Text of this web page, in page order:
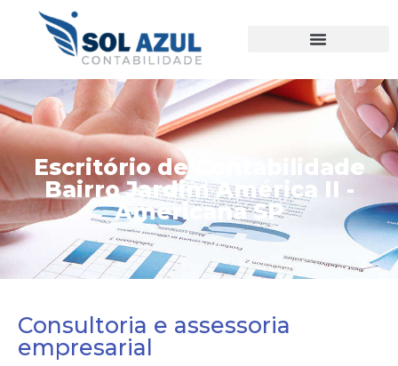
Escritório de Contabilidade
Bairro Jardim América II -
Americana SP
Consultoria e assessoria
empresarial